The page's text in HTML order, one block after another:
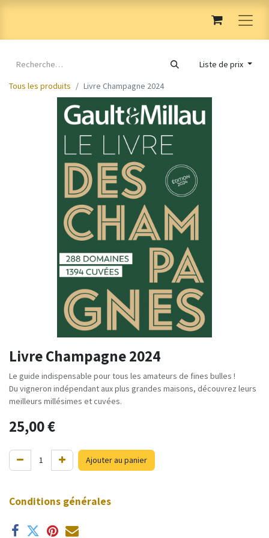
Liste de prix
Tous les produits
Livre Champagne 2024
Livre Champagne 2024
Le guide indispensable pour tous les amateurs de fines bulles !
Du vigneron indépendant aux plus grandes maisons, découvrez leurs
meilleurs millésimes et cuvées.
25,00€
Ajouter au panier
Conditions générales